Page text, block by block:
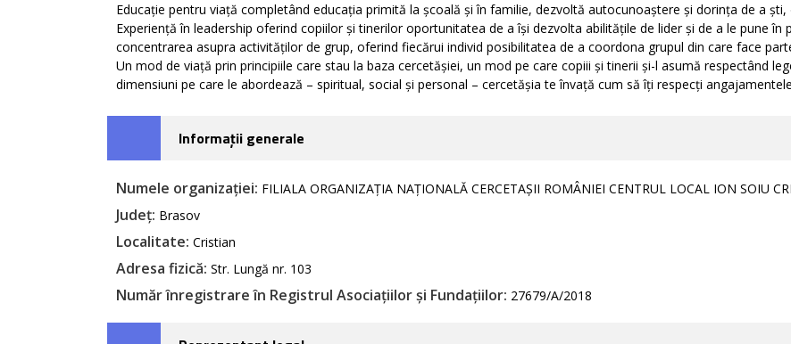
Educație pentru viață completând educația primită la școală și în familie, dezvoltă autocunoaștere și dorința de a ști,
Experiență în leadership oferind copiilor și tinerilor oportunitatea de a își dezvolta abilitățile de lider și de a le pune în
concentrarea asupra activităților de grup, oferind fiecărui individ posibilitatea de a coordona grupul din care face
Un mod de viață prin principiile care stau la baza cercetășiei, un mod pe care copiii și tinerii și-l asumă respectând
dimensiuni pe care le abordează – spiritual, social și personal – cercetășia te învață cum să îți respecți
Informații generale
Numele organizației: FILIALA ORGANIZAȚIA NAȚIONALĂ CERCETAȘII ROMÂNIEI CENTRUL LOCAL ION SOIU
Județ: Brasov
Localitate: Cristian
Adresa fizică: Str. Lungă nr. 103
Număr înregistrare în Registrul Asociațiilor și Fundațiilor: 27679/A/2018